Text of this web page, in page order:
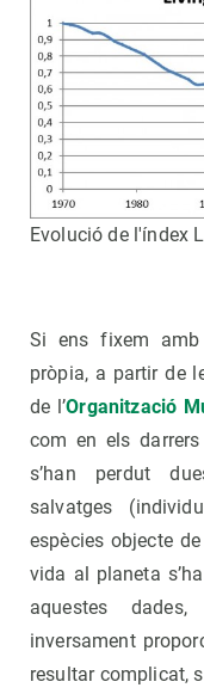
Evolució de l'índex
Si ens fixem amb
pròpia, a partir de
de l’Organització
com en els
s’han perdut
salvatges
espècies objecte
vida al planeta
aquestes
inversament
resultar complicat,